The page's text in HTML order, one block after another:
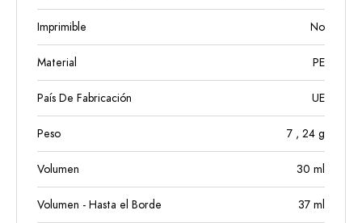
Imprimible No
Material PE
País De Fabricación UE
Peso 7 , 24 g
Volumen 30 ml
Volumen - Hasta el Borde 37 ml